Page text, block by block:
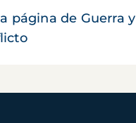
página de Guerra y